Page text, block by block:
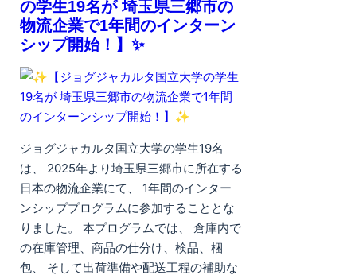
の学生19名が 埼玉県三郷市の
物流企業で1年間のインターン
シップ開始！】✨
ジョグジャカルタ国立大学の学生19名
は、 2025年より埼玉県三郷市に所在する
日本の物流企業にて、 1年間のインター
ンシッププログラムに参加することとな
りました。 本プログラムでは、 倉庫内で
の在庫管理、商品の仕分け、検品、梱
包、 そして出荷準備や配送工程の補助な